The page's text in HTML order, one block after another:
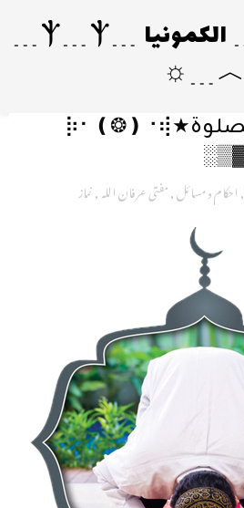
Ⲯ﹍︿﹍︿﹍ الکمونیا ﹍Ⲯ﹍Ⲯ﹍
︿﹍☼
░▒▓★ احکامِ الصلوة★⡷⠂❪❂❫⠐⢾
,احکام و مسائل,مفتی عرفان اللہ,نماز